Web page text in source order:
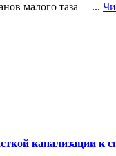
малого таза —...
канализации к